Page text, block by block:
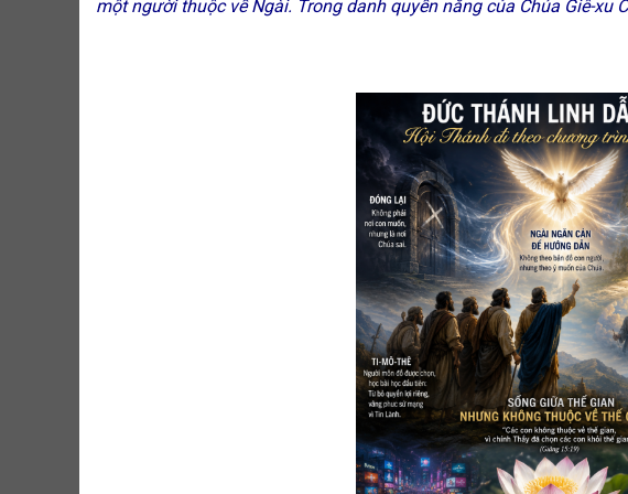
một người thuộc về Ngài. Trong danh quyền năng của Chúa Giê-xu